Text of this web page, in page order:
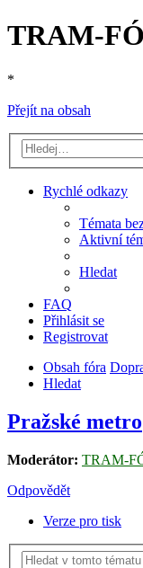
TRAM-
*
Přejít na obsah
Rychlé odkazy
Témata
Aktivní
Hledat
FAQ
Přihlásit se
Registrovat
Obsah fóra
Hledat
Pražské metro
Moderátor: TRAM-
Odpovědět
Verze pro tisk